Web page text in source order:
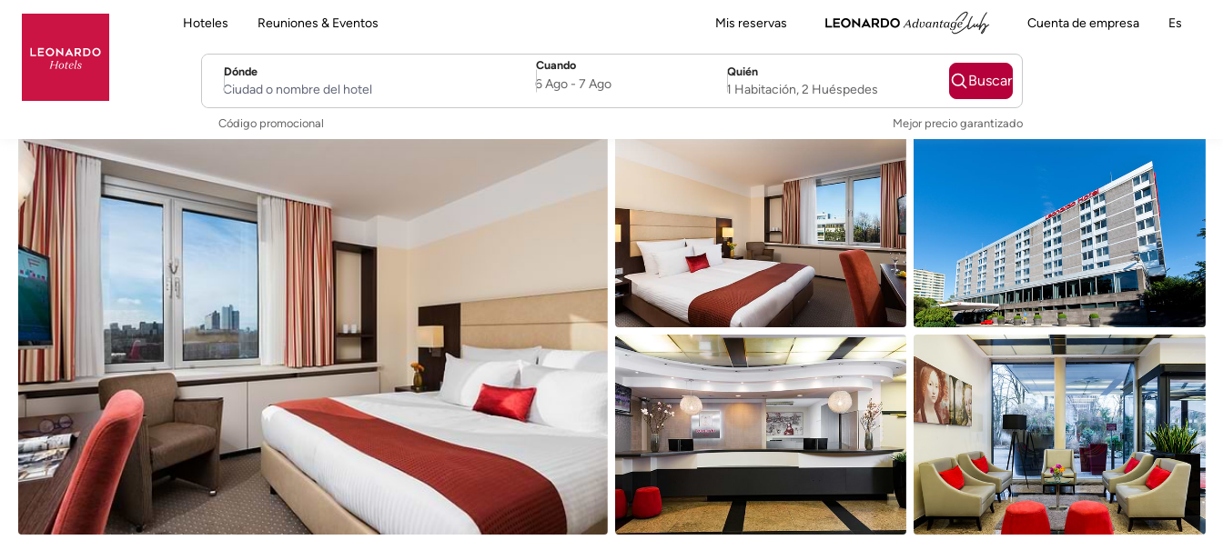
Hoteles Reuniones & Eventos Mis reservas Cuenta de empresa Es
Dónde
Ciudad o nombre del hotel
Cuando
SelectDate
6 Ago- 7 Ago
Quién
Username
1 Habitación, 2 Huéspedes
Buscar
Código promocional Mejor precio garantizado